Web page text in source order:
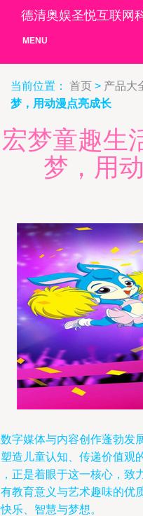
德清奥娱圣悦互联网
MENU
当前位置： 首页 > 产品大
梦，用动漫点亮成长
宏梦童趣生
梦，用
字媒体与内容创作蓬勃发
造儿童认知、传递价值观
正是着眼于这一核心，致
教育意义与艺术趣味的优
乐、智慧与梦想。